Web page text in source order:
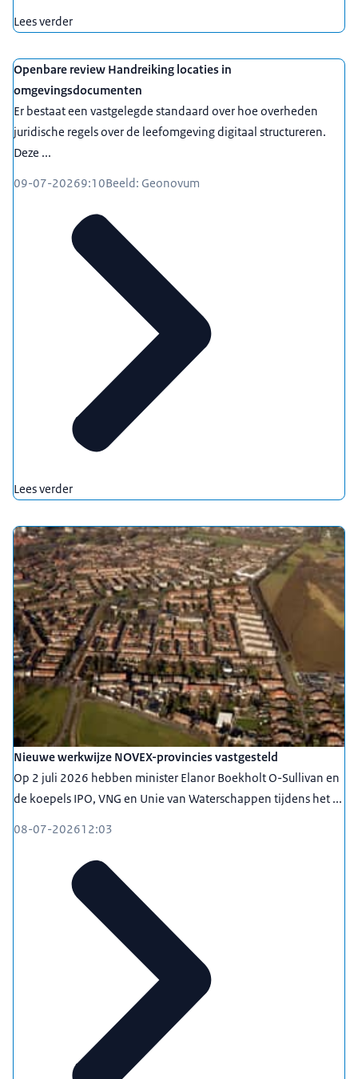
Lees verder
Openbare review Handreiking locaties in
omgevingsdocumenten
Er bestaat een vastgelegde standaard over hoe overheden
juridische regels over de leefomgeving digitaal structureren.
Deze ...
09-07-20269:10Beeld: Geonovum
Lees verder
Nieuwe werkwijze NOVEX-provincies vastgesteld
Op 2 juli 2026 hebben minister Elanor Boekholt O-Sullivan en
de koepels IPO, VNG en Unie van Waterschappen tijdens het ...
08-07-202612:03